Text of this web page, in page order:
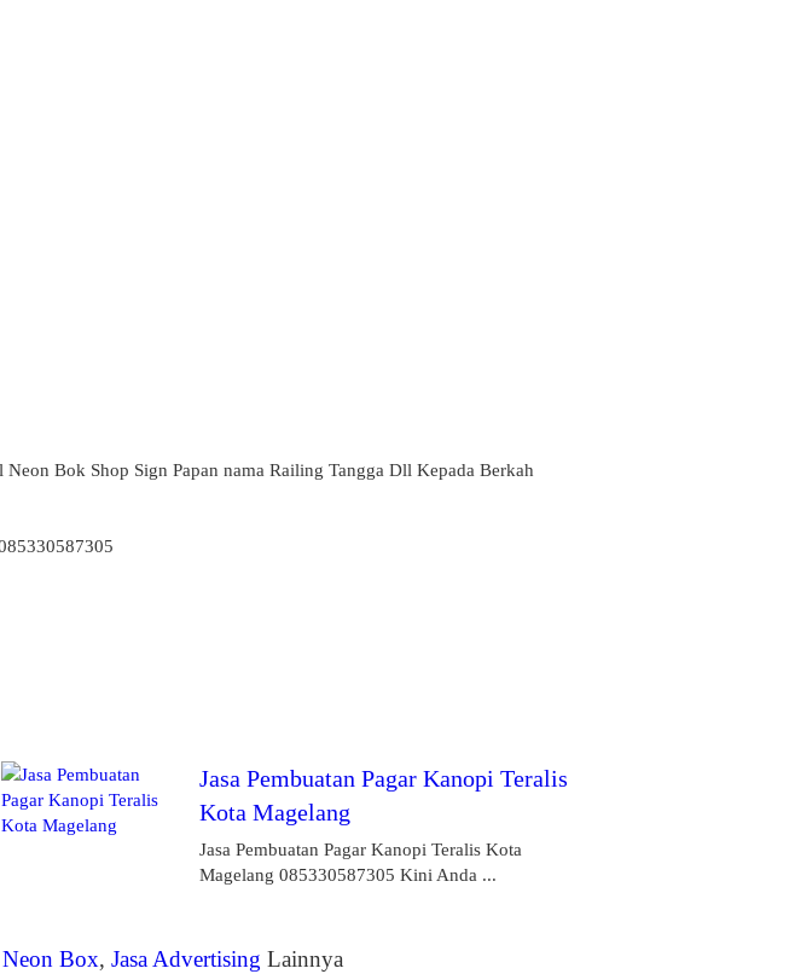
Bok Shop Sign Papan nama Railing Tangga Dll Kepada Berkah
Jasa Pembuatan Pagar Kanopi Teralis
Kota Magelang
Jasa Pembuatan Pagar Kanopi Teralis Kota
Magelang 085330587305 Kini Anda ...
Neon Box, Jasa Advertising Lainnya